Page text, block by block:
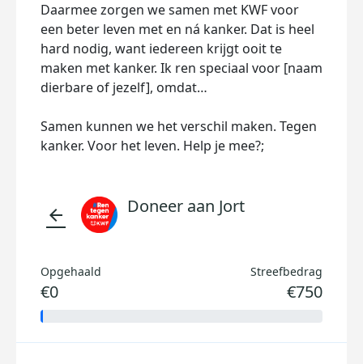
Daarmee zorgen we samen met KWF voor
een beter leven met en ná kanker. Dat is heel
hard nodig, want iedereen krijgt ooit te
maken met kanker. Ik ren speciaal voor [naam
dierbare of jezelf], omdat…
Samen kunnen we het verschil maken. Tegen
kanker. Voor het leven. Help je mee?;
arrow_back Doneer aan Jort
Opgehaald
€0
Streefbedrag
€750